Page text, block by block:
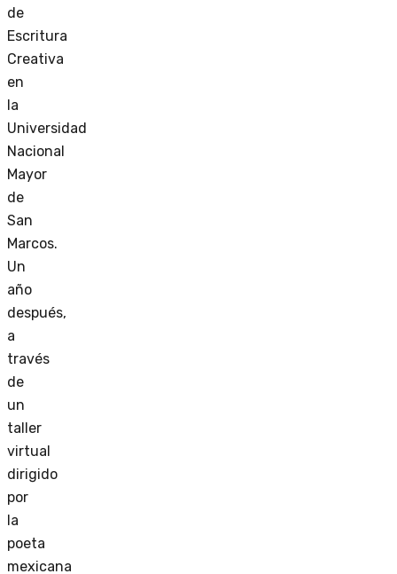
de
Escritura
Creativa
en
la
Universidad
Nacional
Mayor
de
San
Marcos.
Un
año
después,
a
través
de
un
taller
virtual
dirigido
por
la
poeta
mexicana